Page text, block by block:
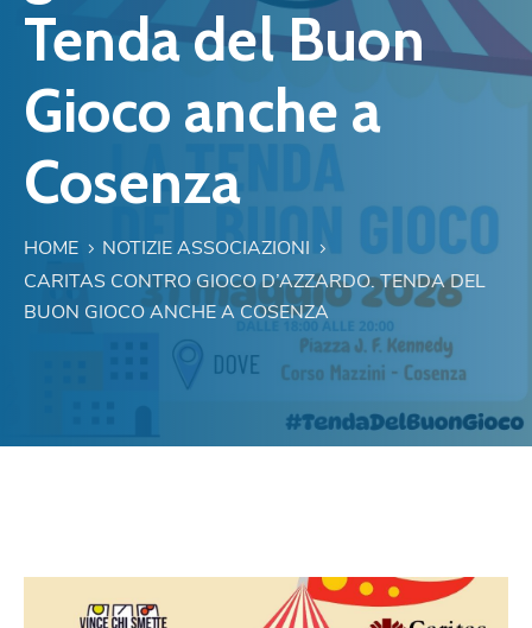
Tenda del Buon
Gioco anche a
Cosenza
HOME
NOTIZIE ASSOCIAZIONI
CARITAS CONTRO GIOCO D’AZZARDO. TENDA DEL
BUON GIOCO ANCHE A COSENZA